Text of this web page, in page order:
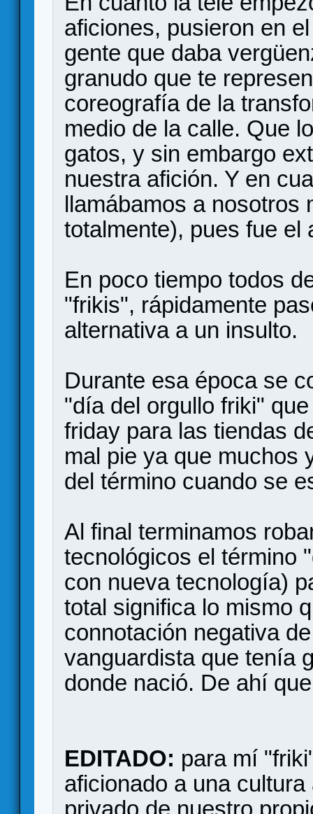
aficiones, pusieron en
gente que daba
granudo que te
coreografía de la
medio de la calle. Que
gatos, y sin embargo
nuestra afición. Y en
llamábamos a nosotros
totalmente), pues fue el
En poco tiempo todos
"frikis", rápidamente
alternativa a un insulto.
Durante esa época se
"día del orgullo friki"
friday para las tiendas
mal pie ya que muchos
del término cuando se
Al final terminamos
tecnológicos el término
con nueva tecnología)
total significa lo mismo
connotación negativa
vanguardista que tenía
donde nació. De ahí
EDITADO: para mí
aficionado a una
privado de nuestro